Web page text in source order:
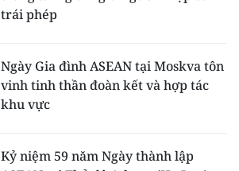
trái phép
Ngày Gia đình ASEAN tại Moskva tôn
vinh tinh thần đoàn kết và hợp tác
khu vực
Kỷ niệm 59 năm Ngày thành lập